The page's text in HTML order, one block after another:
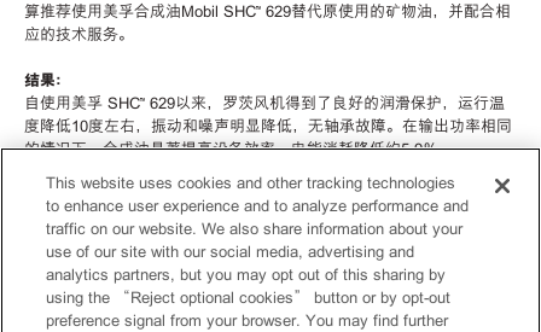
算推荐使用美孚合成油Mobil SHC™ 629替代原使用的矿物油，并配合相
应的技术服务。
结果：
自使用美孚 SHC™ 629以来，罗茨风机得到了良好的润滑保护，运行温
度降低10度左右，振动和噪声明显降低，无轴承故障。在输出功率相同
的情况下，合成油显著提高设备效率。电能消耗降低约5.9％。
This website uses cookies and other tracking technologies
to enhance user experience and to analyze performance and
traffic on our website. We also share information about your
use of our site with our social media, advertising and
analytics partners, but you may opt out of this sharing by
using the “Reject optional cookies” button or by opt-out
preference signal from your browser. You may find further